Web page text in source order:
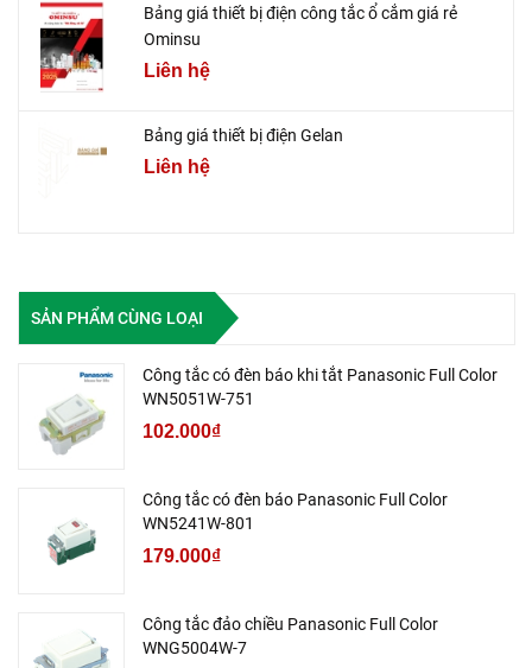
Bảng giá thiết bị điện công tắc ổ cắm giá rẻ
Ominsu
Liên hệ
Bảng giá thiết bị điện Gelan
Liên hệ
SẢN PHẨM CÙNG LOẠI
Công tắc có đèn báo khi tắt Panasonic Full Color
WN5051W-751
102.000₫
Công tắc có đèn báo Panasonic Full Color
WN5241W-801
179.000₫
Công tắc đảo chiều Panasonic Full Color
WNG5004W-7